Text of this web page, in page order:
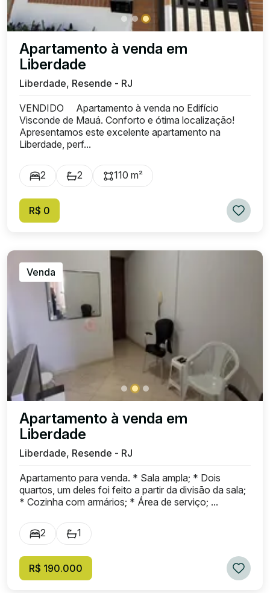
Apartamento à venda em
Liberdade
Liberdade, Resende - RJ
VENDIDO Apartamento à venda no Edifício
Visconde de Mauá. Conforto e ótima localização!
Apresentamos este excelente apartamento na
Liberdade, perf...
2 2 110 m²
R$ 0
Venda
Apartamento à venda em
Liberdade
Liberdade, Resende - RJ
Apartamento para venda. * Sala ampla; * Dois
quartos, um deles foi feito a partir da divisão da sala;
* Cozinha com armários; * Área de serviço; ...
2 1
R$ 190.000